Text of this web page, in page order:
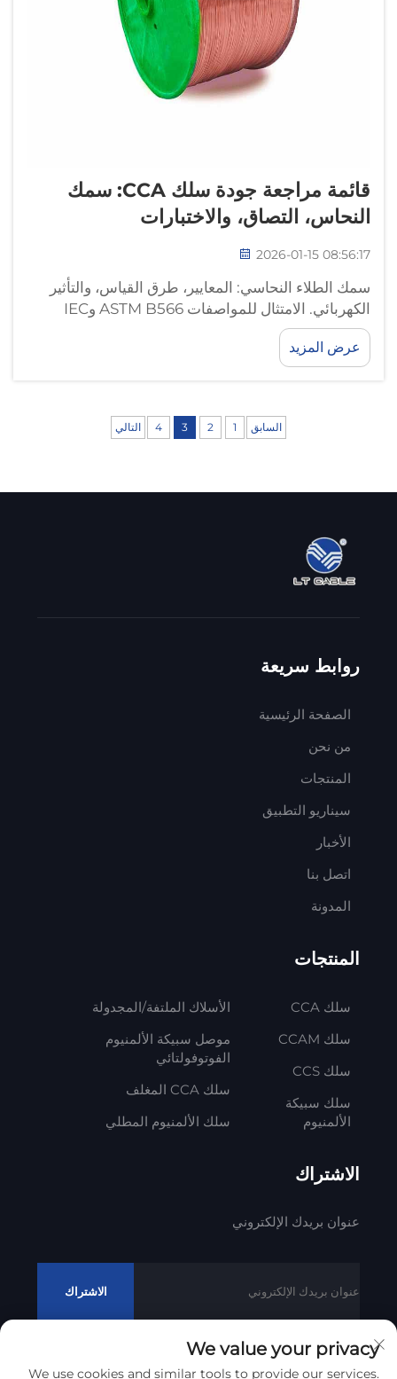
قائمة مراجعة جودة سلك CCA: سمك
النحاس، التصاق، والاختبارات
2026-01-15 08:56:17
سمك الطلاء النحاسي: المعايير، طرق القياس، والتأثير
الكهربائي. الامتثال للمواصفات ASTM B566 وIEC
61238: الحد الأدنى لمتطلبات السُمك لضمان جودة سلك
CCA الموثوق. إن المعايير الدولية تحدد بالفعل السمك
الأدنى المقبول...
عرض المزيد
السابق 1
2
3
4 التالي
روابط سريعة
الصفحة الرئيسية
من نحن
المنتجات
سيناريو التطبيق
الأخبار
اتصل بنا
المدونة
المنتجات
سلك CCA
سلك CCAM
سلك CCS
سلك سبيكة
الألمنيوم
الأسلاك الملتفة/المجدولة
موصل سبيكة الألمنيوم
الفوتوفولتائي
سلك CCA المغلف
سلك الألمنيوم المطلي
الاشتراك
عنوان بريدك الإلكتروني
الاشتراك
حقوق النشر © 2012 - 2023 شركة ليتونغ لتكنولوجيا الكابلات المحدودة
We value your privacy
We use cookies and similar tools to provide our services.